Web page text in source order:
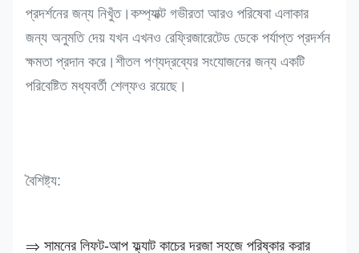
প্রদর্শনের জন্য নিখুঁত। কম্প্যাক্ট গভীরতা আরও পরিষেবা এলাকার
জন্য অনুমতি দেয় যখন এখনও রেফ্রিজারেটেড ডেকে পর্যাপ্ত প্রদর্শন
ক্ষমতা প্রদান করে।শীতল পণ্যদ্রব্যের সংযোজনের জন্য একটি
পরিবেষ্টিত মধ্যবর্তী শেল্ফও রয়েছে।
বৈশিষ্ট্য:
⇒ সামনের লিফট-আপ ফ্ল্যাট কাচের দরজা সহজে পরিষ্কার করার